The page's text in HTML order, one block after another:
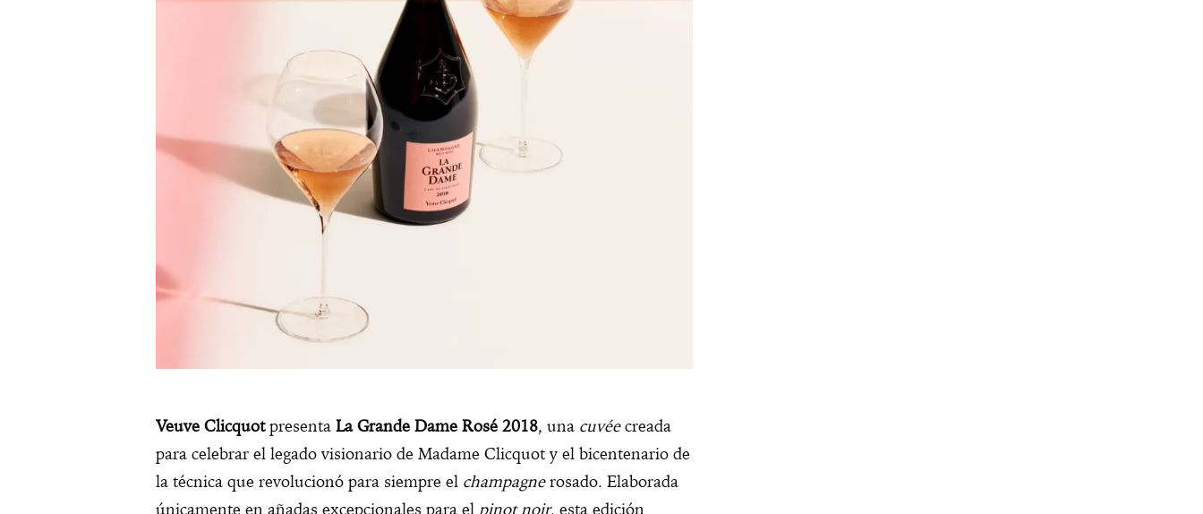
Veuve Clicquotpresenta La Grande Dame Rosé 2018, una cuvéecreada
para celebrar el legado visionario de Madame Clicquot y el bicentenario de
la técnica que revolucionó para siempre el champagnerosado. Elaborada
únicamente en añadas excepcionales para el pinot noir, esta edición